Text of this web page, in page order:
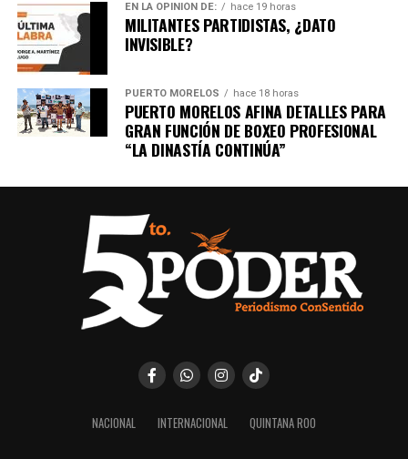
EN LA OPINIÓN DE: hace 19 horas
MILITANTES PARTIDISTAS, ¿DATO
INVISIBLE?
PUERTO MORELOS hace 18 horas
PUERTO MORELOS AFINA DETALLES PARA
GRAN FUNCIÓN DE BOXEO PROFESIONAL
“LA DINASTÍA CONTINÚA”
NACIONAL INTERNACIONAL QUINTANA ROO